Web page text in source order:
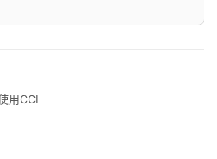
用CCI